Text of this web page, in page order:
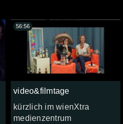
video&filmtage
kürzlich im wienXtra
medienzentrum
56:56